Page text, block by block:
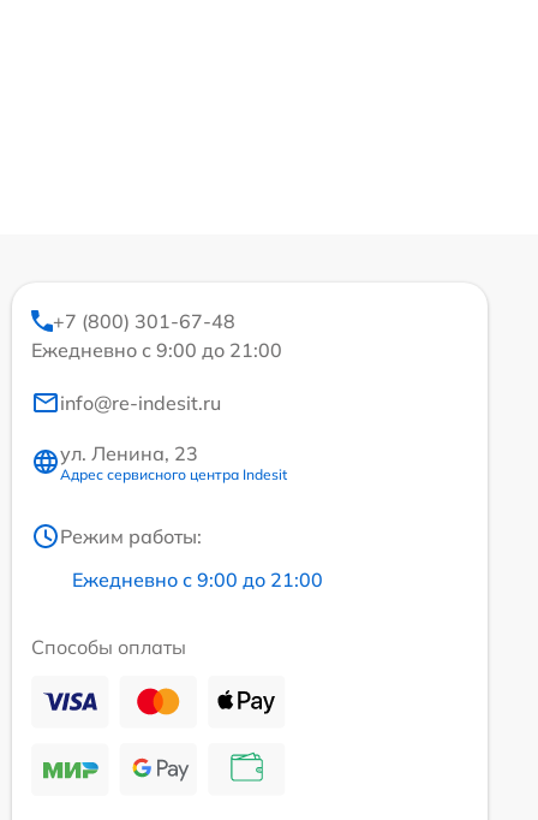
+7 (800) 301-67-48
Ежедневно с 9:00 до 21:00
info@re-indesit.ru
ул. Ленина, 23
Адрес сервисного центра Indesit
Режим работы:
Ежедневно с 9:00 до 21:00
Способы оплаты